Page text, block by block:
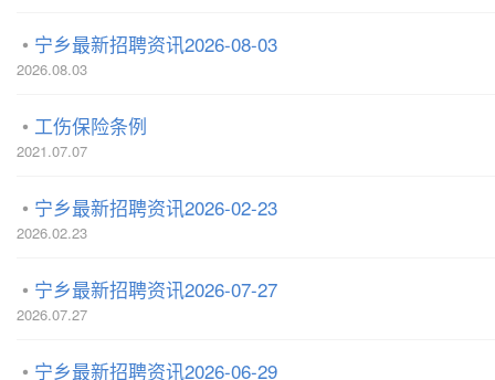
宁乡最新招聘资讯2026-08-03
2026.08.03
工伤保险条例
2021.07.07
宁乡最新招聘资讯2026-02-23
2026.02.23
宁乡最新招聘资讯2026-07-27
2026.07.27
宁乡最新招聘资讯2026-06-29